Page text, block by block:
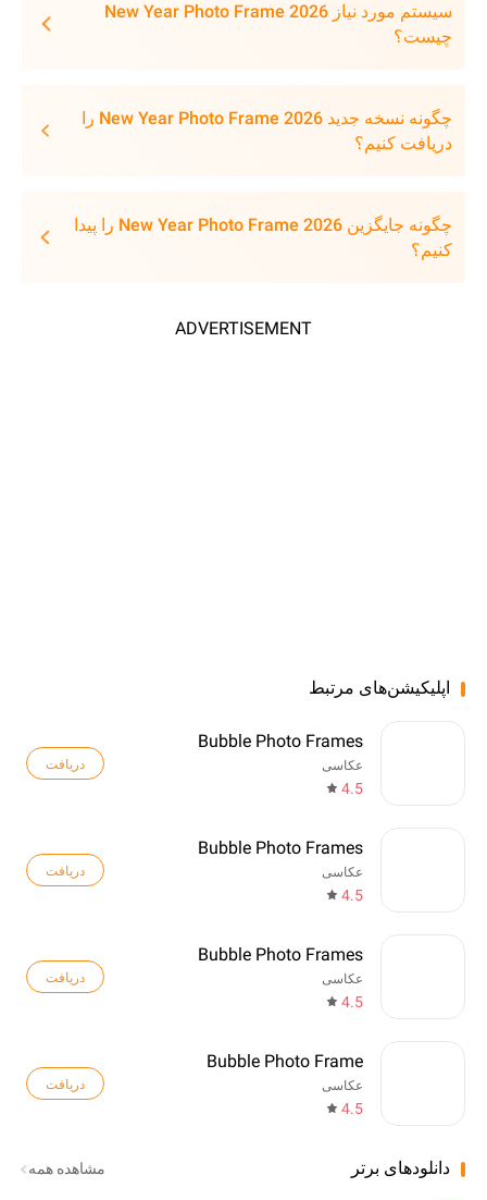
سیستم مورد نیاز New Year Photo Frame 2026
چیست؟
چگونه نسخه جدید New Year Photo Frame 2026 را
دریافت کنیم؟
چگونه جایگزین New Year Photo Frame 2026 را پیدا
کنیم؟
ADVERTISEMENT
اپلیکیشن‌های مرتبط
Bubble Photo Frames
عکاسی
4.5
دریافت
Bubble Photo Frames
عکاسی
4.5
دریافت
Bubble Photo Frames
عکاسی
4.5
دریافت
Bubble Photo Frame
عکاسی
4.5
دریافت
دانلودهای برتر مشاهده همه